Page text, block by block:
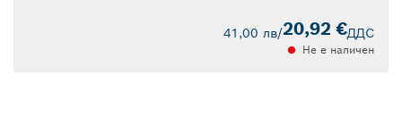
41,00 лв/20,92 €ДДС
Не е наличен